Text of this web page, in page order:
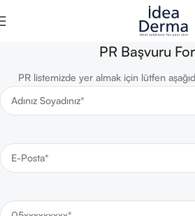
PR Başvuru
PR listemizde yer almak için lütfen